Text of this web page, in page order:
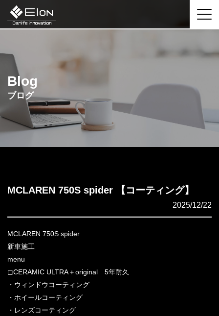
Blog
ブログ
MCLAREN 750S spider 【コーティング】
2025/12/22
MCLAREN 750S spider
新車施工
menu
◻︎CERAMIC ULTRA＋original 5年耐久
・ウィンドウコーティング
・ホイールコーティング
・レンズコーティング